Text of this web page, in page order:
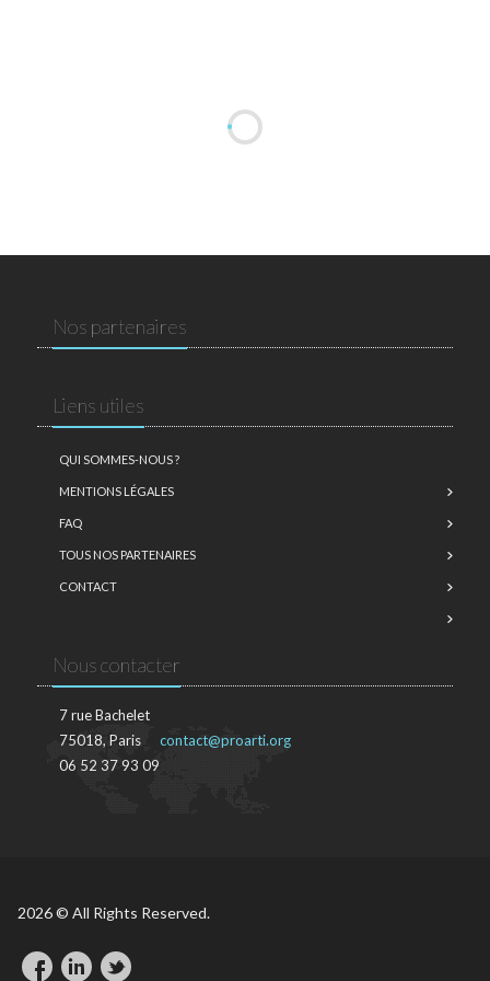
Nos partenaires
Liens utiles
QUI SOMMES-NOUS ?
MENTIONS LÉGALES
FAQ
TOUS NOS PARTENAIRES
CONTACT
Nous contacter
7 rue Bachelet
75018, Paris
06 52 37 93 09
contact@proarti.org
2026 © All Rights Reserved.